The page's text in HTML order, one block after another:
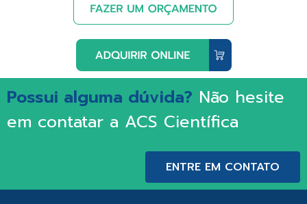
Possui alguma dúvida? Não hesite
em contatar a ACS Científica
ENTRE EM CONTATO